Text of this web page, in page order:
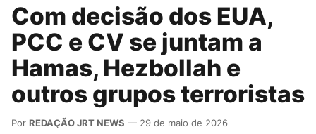
Com decisão dos EUA,
PCC e CV se juntam a
Hamas, Hezbollah e
outros grupos terroristas
Por REDAÇÃO JRT NEWS — 29 de maio de 2026